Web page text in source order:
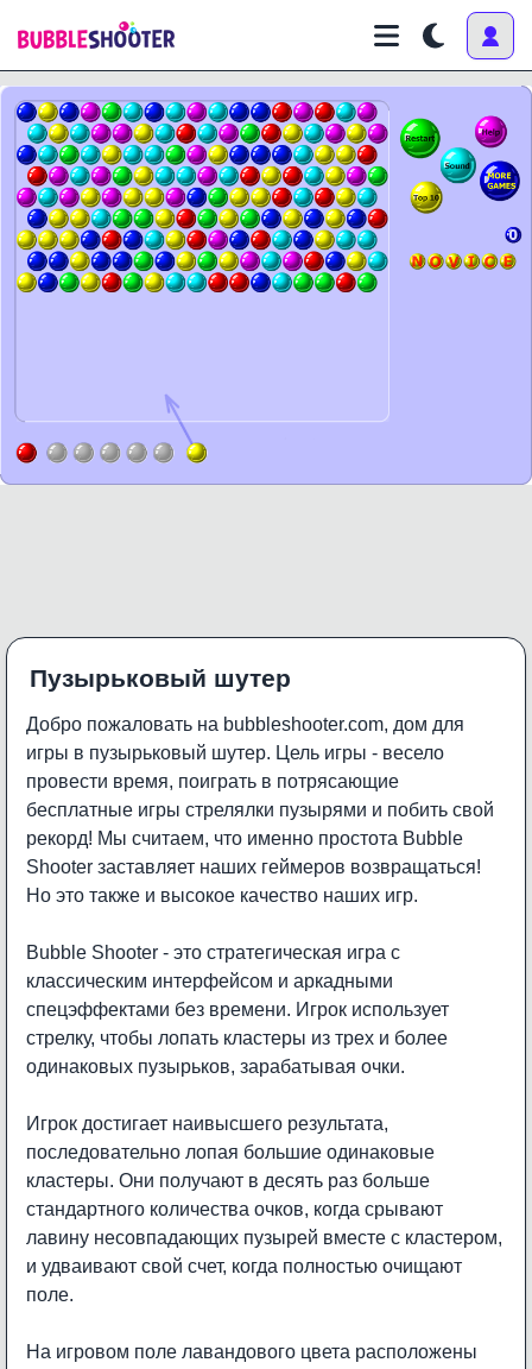
Пузырьковый шутер
Добро пожаловать на bubbleshooter.com, дом для
игры в пузырьковый шутер. Цель игры - весело
провести время, поиграть в потрясающие
бесплатные игры стрелялки пузырями и побить свой
рекорд! Мы считаем, что именно простота Bubble
Shooter заставляет наших геймеров возвращаться!
Но это также и высокое качество наших игр.
Bubble Shooter - это стратегическая игра с
классическим интерфейсом и аркадными
спецэффектами без времени. Игрок использует
стрелку, чтобы лопать кластеры из трех и более
одинаковых пузырьков, зарабатывая очки.
Игрок достигает наивысшего результата,
последовательно лопая большие одинаковые
кластеры. Они получают в десять раз больше
стандартного количества очков, когда срывают
лавину несовпадающих пузырей вместе с кластером,
и удваивают свой счет, когда полностью очищают
поле.
На игровом поле лавандового цвета расположены